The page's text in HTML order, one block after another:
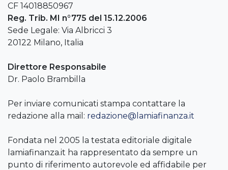
CF 14018850967
Reg. Trib. MI n°775 del 15.12.2006
Sede Legale: Via Albricci 3
20122 Milano, Italia
Direttore Responsabile
Dr. Paolo Brambilla
Per inviare comunicati stampa contattare la
redazione alla mail: redazione@lamiafinanza.it
Fondata nel 2005 la testata editoriale digitale
lamiafinanza.it ha rappresentato da sempre un
punto di riferimento autorevole ed affidabile per